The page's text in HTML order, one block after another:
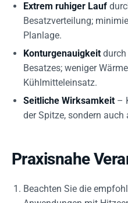
Extrem ruhiger Lauf
Besatzverteilung;
Planlage.
Konturgenauigkeit
Besatzes; weniger
Kühlmitteleinsatz.
Seitliche Wirksamkeit –
der Spitze, sondern auch
Praxisnahe
Beachten Sie die